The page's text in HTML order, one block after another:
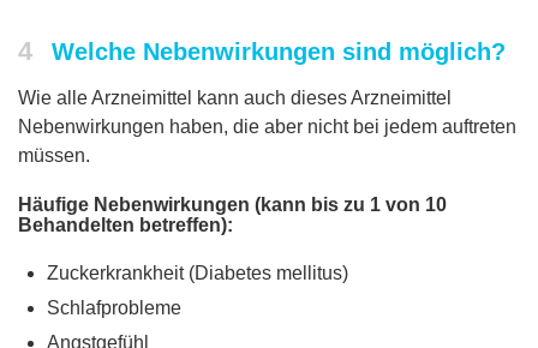
4 Welche Nebenwirkungen sind möglich?
Wie alle Arzneimittel kann auch dieses Arzneimittel
Nebenwirkungen haben, die aber nicht bei jedem auftreten
müssen.
Häufige Nebenwirkungen (kann bis zu 1 von 10
Behandelten betreffen):
Zuckerkrankheit (Diabetes mellitus)
Schlafprobleme
Angstgefühl